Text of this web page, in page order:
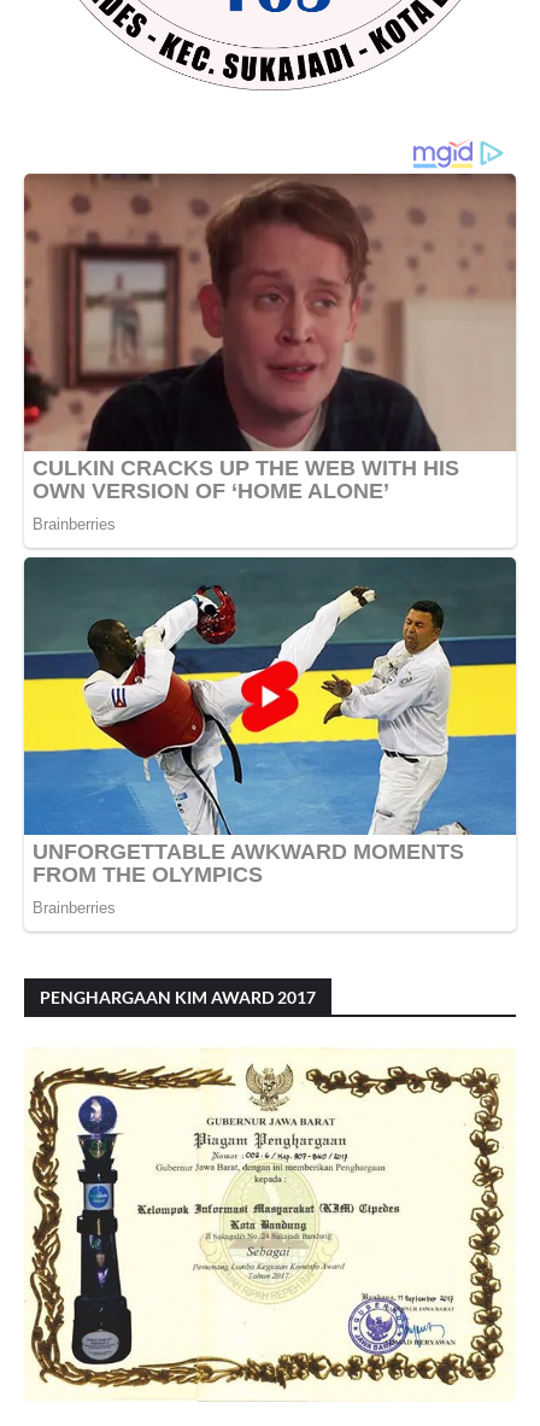
PENGHARGAAN KIM AWARD 2017